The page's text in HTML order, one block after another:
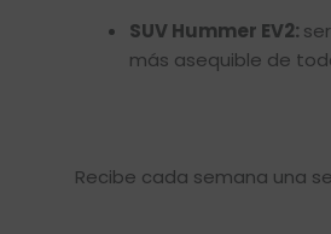
SUV Hummer EV2:
más asequible de
Recibe cada semana una